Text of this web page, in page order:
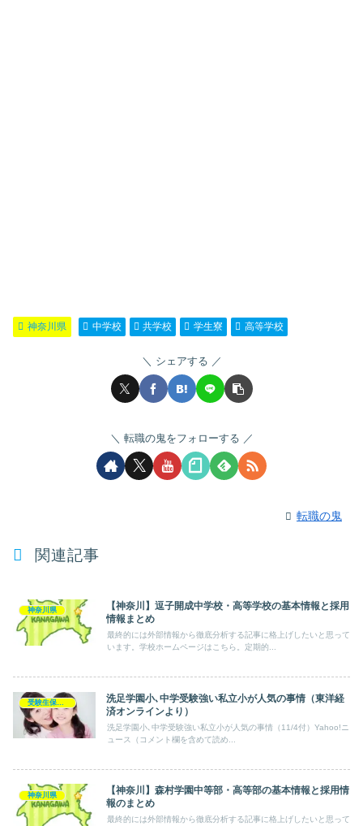
神奈川県 中学校 共学校 学生寮 高等学校
シェアする
転職の鬼をフォローする
転職の鬼
関連記事
神奈川県
【神奈川】逗子開成中学校・高等学校の基本情報と採用
情報まとめ
最終的には外部情報から徹底分析する記事に格上げしたいと思って
います。学校ホームページはこちら。定期的...
洗足学園小､中学受験強い私立小が人気の事情（東洋経
済オンラインより）
洗足学園小､中学受験強い私立小が人気の事情（11/4付）Yahoo!ニ
ュース（コメント欄を含めて読め...
神奈川県
【神奈川】森村学園中等部・高等部の基本情報と採用情
報のまとめ
最終的には外部情報から徹底分析する記事に格上げしたいと思って